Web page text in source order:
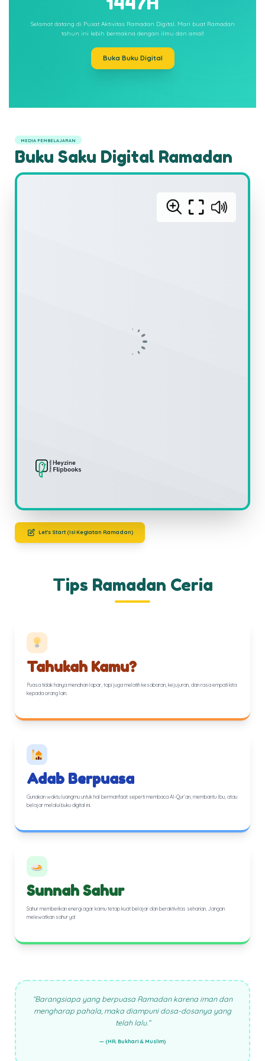
Selamat datang di Pusat Aktivitas Ramadan Digital. Mari buat Ramadan
tahun ini lebih bermakna dengan ilmu dan amal!
Buka Buku Digital
MEDIA PEMBELAJARAN
Buku Saku Digital Ramadan
Let’s Start (Isi Kegiatan Ramadan)
Tips Ramadan Ceria
Tahukah Kamu?
Puasa tidak hanya menahan lapar, tapi juga melatih kesabaran, kejujuran, dan rasa empati kita
kepada orang lain.
Adab Berpuasa
Gunakan waktu luangmu untuk hal bermanfaat seperti membaca Al-Qur’an, membantu Ibu, atau
belajar melalui buku digital ini.
Sunnah Sahur
Sahur memberikan energi agar kamu tetap kuat belajar dan beraktivitas seharian. Jangan
melewatkan sahur ya!
“Barangsiapa yang berpuasa Ramadan karena iman dan
mengharap pahala, maka diampuni dosa-dosanya yang
telah lalu.”
— (HR. Bukhari & Muslim)